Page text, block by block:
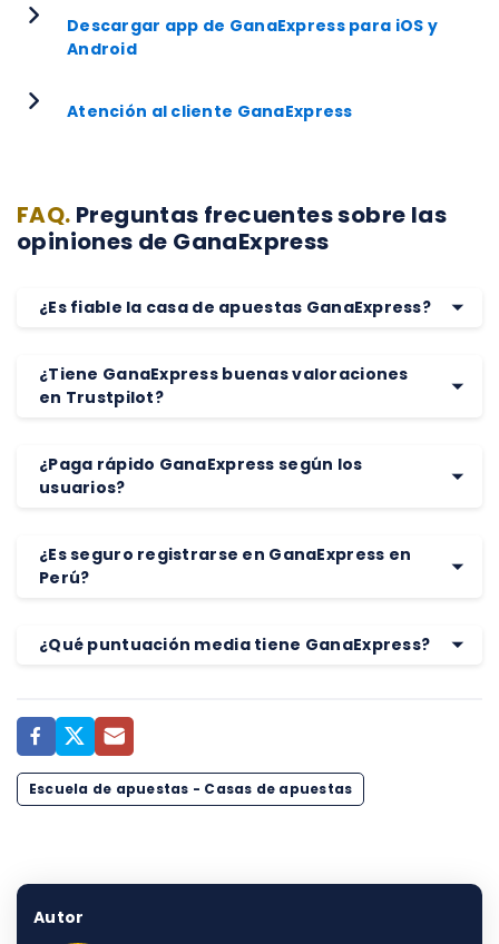
Descargar app de GanaExpress para iOS y
Android
Atención al cliente GanaExpress
FAQ. Preguntas frecuentes sobre las
opiniones de GanaExpress
¿Es fiable la casa de apuestas GanaExpress?
¿Tiene GanaExpress buenas valoraciones
en Trustpilot?
¿Paga rápido GanaExpress según los
usuarios?
¿Es seguro registrarse en GanaExpress en
Perú?
¿Qué puntuación media tiene GanaExpress?
Escuela de apuestas - Casas de apuestas
Autor